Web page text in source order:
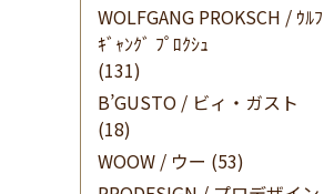
WOLFGANG PROKSCH / ｳﾙﾌ
ｷﾞｬﾝｸﾞ ﾌﾟﾛｸｼｭ
(131)
B’GUSTO / ビィ・ガスト
(18)
WOOW / ウー (53)